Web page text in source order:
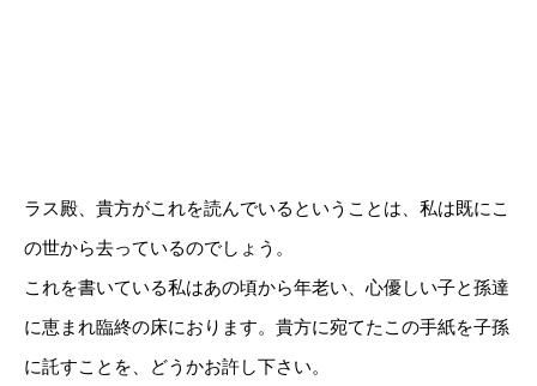
ラス殿、貴方がこれを読んでいるということは、私は既にこ
の世から去っているのでしょう。
これを書いている私はあの頃から年老い、心優しい子と孫達
に恵まれ臨終の床におります。貴方に宛てたこの手紙を子孫
に託すことを、どうかお許し下さい。